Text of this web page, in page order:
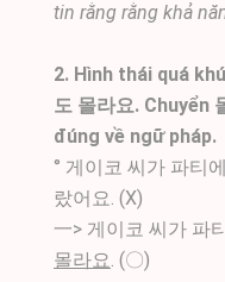
tin rằng rằng khả
2. Hình thái quá
도 몰라요. Chuyển
đúng về ngữ pháp.
° 게이코 씨가 파티
랐어요. (X)
一> 게이코 씨가 파
몰라요. (〇)